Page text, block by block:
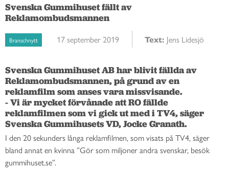
Svenska Gummihuset fällt av
Reklamombudsmannen
Branschnytt 17 september 2019 Text: Jens Lidesjö
Svenska Gummihuset AB har blivit fällda av
Reklamombudsmannen, på grund av en
reklamfilm som anses vara missvisande.
- Vi är mycket förvånade att RO fällde
reklamfilmen som vi gick ut med i TV4, säger
Svenska Gummihusets VD, Jocke Granath.
I den 20 sekunders långa reklamfilmen, som visats på TV4, säger
bland annat en kvinna ”Gör som miljoner andra svenskar, besök
gummihuset.se”.